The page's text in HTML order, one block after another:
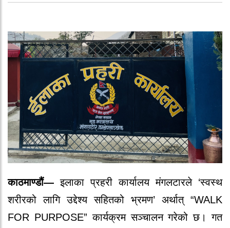
काठमाण्डौं— इलाका प्रहरी कार्यालय मंगलटारले ‘स्वस्थ
शरीरको लागि उद्देश्य सहितको भ्रमण’ अर्थात् “WALK
FOR PURPOSE” कार्यक्रम सञ्चालन गरेको छ। गत